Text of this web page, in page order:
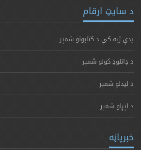
د سایټ ارقام
پدې ژبه کې د کتابونو شمېر
د ډانلوډ کولو شمېر
د لیدلو شمېر
د لېږلو شمېر
خبرپاڼه